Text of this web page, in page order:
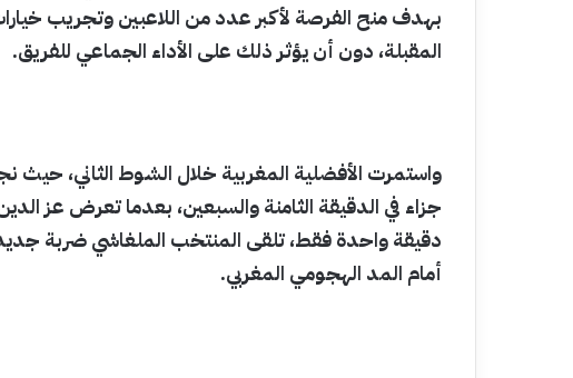
بهدف منح الفرصة لأكبر عدد من اللاعبين وتجريب
المقبلة، دون أن يؤثر ذلك على الأداء الجماعي للفريق.
واستمرت الأفضلية المغربية خلال الشوط الثاني،
جزاء في الدقيقة الثامنة والسبعين، بعدما تعرض عز
دقيقة واحدة فقط، تلقى المنتخب الملغاشي ضربة
أمام المد الهجومي المغربي.